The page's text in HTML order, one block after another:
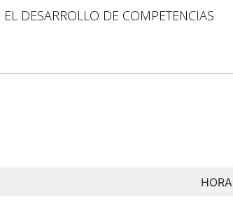
EL DESARROLLO DE COMPETENCIAS
HORA